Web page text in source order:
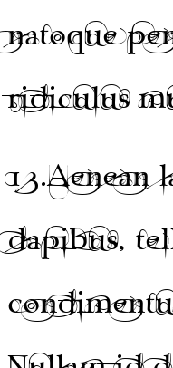
natoque
ridiculus
13.Aenean
dapibus,